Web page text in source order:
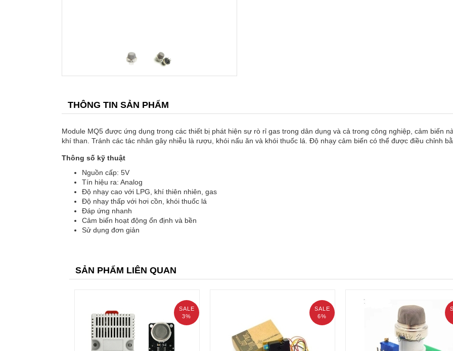
THÔNG TIN SẢN PHẨM
Module MQ5 được ứng dụng trong các thiết bị phát hiện sự rò rỉ gas trong dân dụng và cả trong công nghiệp, cảm biến
khí than. Tránh các tác nhân gây nhiễu là rượu, khói nấu ăn và khói thuốc lá. Độ nhạy cảm biến có thể được điều chỉnh
Thông số kỹ thuật
Nguồn cấp: 5V
Tín hiệu ra: Analog
Độ nhạy cao với LPG, khí thiên nhiên, gas
Độ nhạy thấp với hơi cồn, khói thuốc lá
Đáp ứng nhanh
Cảm biến hoạt động ổn định và bền
Sử dụng đơn giản
SẢN PHẨM LIÊN QUAN
SALE
3%
SALE
6%